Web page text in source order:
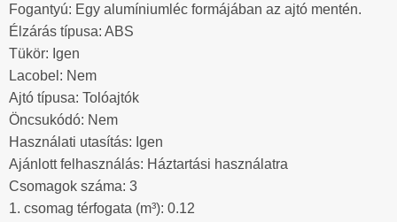
Fogantyú: Egy alumíniumléc formájában az ajtó mentén.
Élzárás típusa: ABS
Tükör: Igen
Lacobel: Nem
Ajtó típusa: Tolóajtók
Öncsukódó: Nem
Használati utasítás: Igen
Ajánlott felhasználás: Háztartási használatra
Csomagok száma: 3
1. csomag térfogata (m³): 0.12